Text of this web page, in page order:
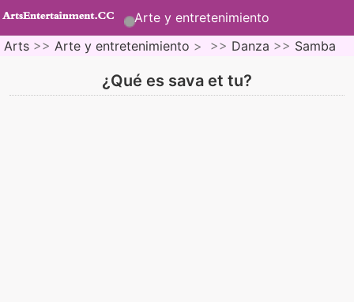
Arte y entretenimiento
Arts >> Arte y entretenimiento > >> Danza >> Samba
¿Qué es sava et tu?